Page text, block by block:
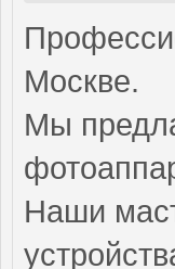
Москве.
Мы
Наши